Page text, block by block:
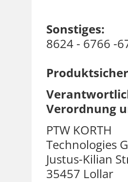
Sonstiges:
8624 - 6766 -
Verordnung
PTW KORTH
Technologies
Justus-Kilian
35457 Lollar